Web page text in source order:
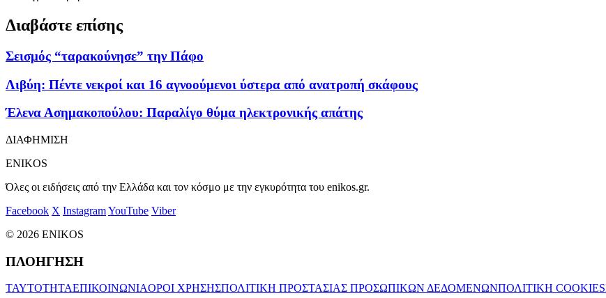
Διαβάστε επίσης
Σεισμός “ταρακούνησε” την Πάφο
Λιβύη: Πέντε νεκροί και 16 αγνοούμενοι ύστερα από ανατροπή σκάφους
Έλενα Ασημακοπούλου: Παραλίγο θύμα ηλεκτρονικής απάτης
ΔΙΑΦΗΜΙΣΗ
ENIKOS
Όλες οι ειδήσεις από την Ελλάδα και τον κόσμο με την εγκυρότητα του enikos.gr.
Facebook X InstagramYouTube Viber
© 2026 ENIKOS
ΠΛΟΗΓΗΣΗ
ΤΑΥΤΟΤΗΤΑΕΠΙΚΟΙΝΩΝΙΑΟΡΟΙ ΧΡΗΣΗΣΠΟΛΙΤΙΚΗ ΠΡΟΣΤΑΣΙΑΣ ΠΡΟΣΩΠΙΚΩΝ ΔΕΔΟΜΕΝΩΝΠΟΛΙΤΙΚΗ COOKIES